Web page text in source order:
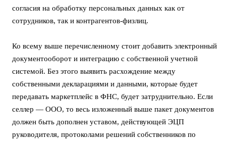
согласия на обработку персональных данных как от
сотрудников, так и контрагентов-физлиц.
Ко всему выше перечисленному стоит добавить электронный
документооборот и интеграцию с собственной учетной
системой. Без этого выявить расхождение между
собственными декларациями и данными, которые будет
передавать маркетплейс в ФНС, будет затруднительно. Если
селлер — ООО, то весь изложенный выше пакет документов
должен быть дополнен уставом, действующей ЭЦП
руководителя, протоколами решений собственников по